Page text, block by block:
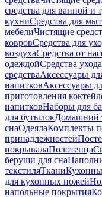
средства для ванной и
кухниСредства для
мебелиЧистящие
ковровСредства для
воздухаСредства от
одеждойСредства
средстваАксессуары
напитковАксессуары
приготовления
напитковНаборы для
для бутылокДомашний
снаОдеялаКомплекты
принадлежностей
покрывалаПолотенца
беруши для сна
текстиляТкани
для кухонных ножей
напольные покрытия